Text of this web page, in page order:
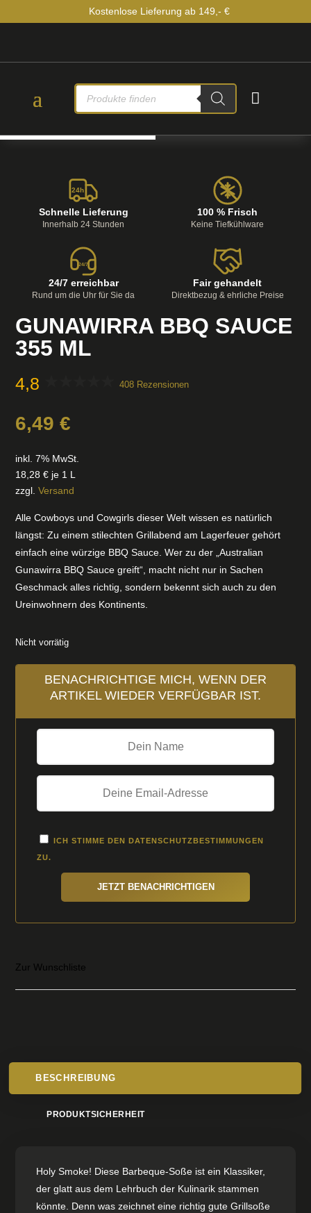
Kostenlose Lieferung ab 149,- €
PRODUCTS
SEARCH

GUNAWIRRA BBQ SAUCE
355 ML
4,8 408 Rezensionen
6,49€
inkl. 7% MwSt.
18,28€ je 1 L
zzgl.Versand
Alle Cowboys und Cowgirls dieser Welt wissen es natürlich
längst: Zu einem stilechten Grillabend am Lagerfeuer gehört
einfach eine würzige BBQ Sauce. Wer zu der „Australian
Gunawirra BBQ Sauce greift“, macht nicht nur in Sachen
Geschmack alles richtig, sondern bekennt sich auch zu den
Ureinwohnern des Kontinents.
Nicht vorrätig
BENACHRICHTIGE MICH, WENN DER
ARTIKEL WIEDER VERFÜGBAR IST.
ICH STIMME DENDATENSCHUTZBESTIMMUNGEN
ZU.
JETZT BENACHRICHTIGEN
Zur Wunschliste
24h
Schnelle Lieferung
Innerhalb 24 Stunden
100 % Frisch
Keine Tiefkühlware
24/7
24/7 erreichbar
Rund um die Uhr für Sie da
Fair gehandelt
Direktbezug & ehrliche Preise
BESCHREIBUNG
PRODUKTSICHERHEIT
Holy Smoke! Diese Barbeque-Soße ist ein Klassiker,
der glatt aus dem Lehrbuch der Kulinarik stammen
könnte. Denn was zeichnet eine richtig gute Grillsoße